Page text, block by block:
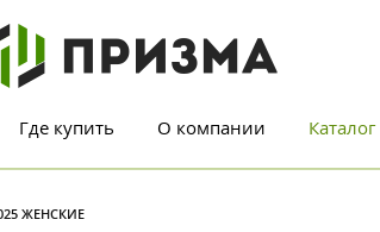
Где купить О компании Каталог
ЖЕНСКИЕ